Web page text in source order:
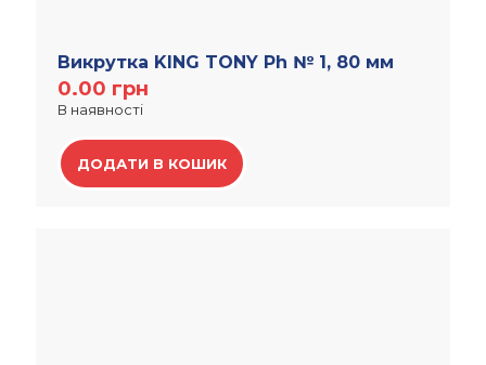
Викрутка KING TONY Ph № 1, 80 мм
0.00 грн
В наявності
ДОДАТИ В КОШИК